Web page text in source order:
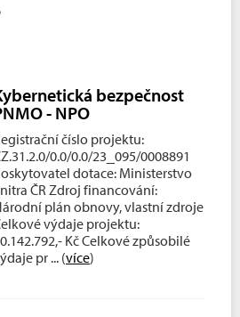
bezpečnost
- NPO
číslo projektu:
0.0/0.0/23_095/0008891
dotace: Ministerstvo
ČR Zdroj financování:
plán obnovy, vlastní zdroje
výdaje projektu:
Kč Celkové způsobilé
pr ... (více)